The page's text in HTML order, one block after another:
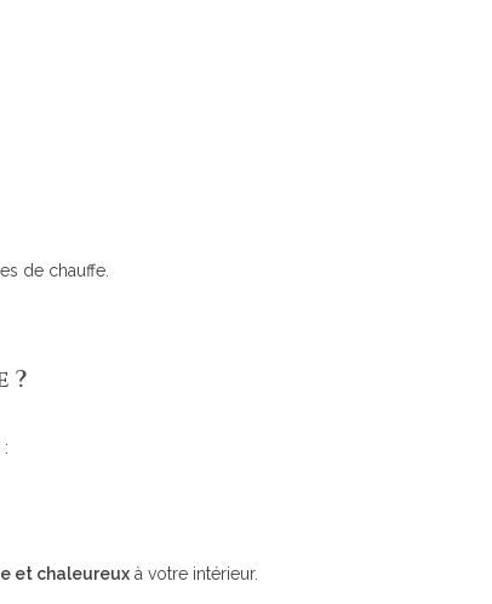
de chauffe.
?
:
et chaleureux à votre intérieur.